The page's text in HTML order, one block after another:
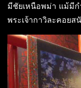
มีชัยเหนือพม่า แม้มี
พระเจ้ากาวิละคอยส